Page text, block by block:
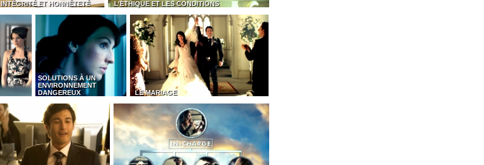
INTÉGRITÉ ET HONNÊTETÉ L’ÉTHIQUE ET LES CONDITIONS
SOLUTIONS À UN
ENVIRONNEMENT
DANGEREUX
LE MARIAGE